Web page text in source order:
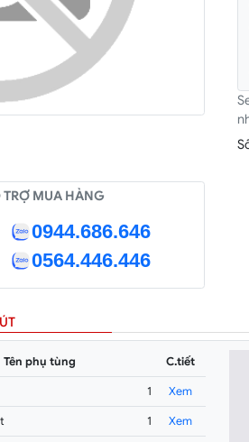
TRỢ MUA HÀNG
0944.686.646
0564.446.446
Tên phụ tùng C.tiết
1 Xem
1 Xem